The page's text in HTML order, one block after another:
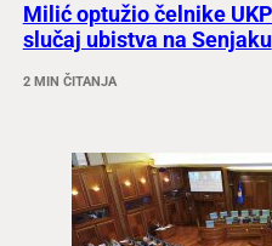
Milić optužio čelnike
slučaj ubistva na Senjaku
2 MIN ČITANJA